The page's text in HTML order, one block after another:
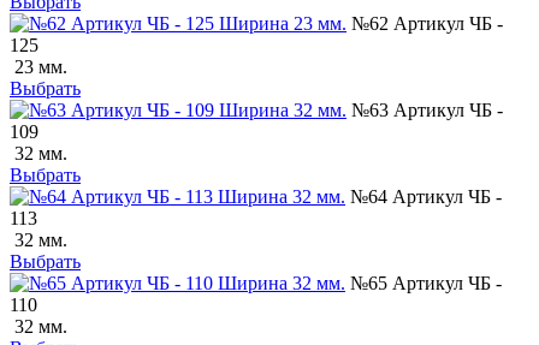
№62 Артикул ЧБ -
125
23 мм.
Выбрать
№63 Артикул ЧБ -
109
32 мм.
Выбрать
№64 Артикул ЧБ -
113
32 мм.
Выбрать
№65 Артикул ЧБ -
110
32 мм.